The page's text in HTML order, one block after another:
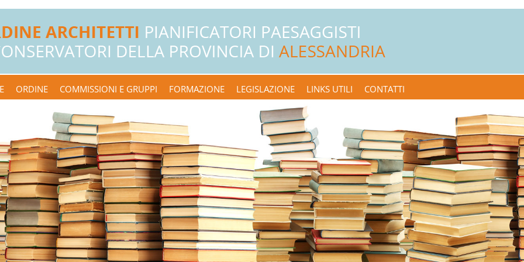
ORDINE COMMISSIONI E GRUPPI FORMAZIONE LEGISLAZIONE LINKS UTILI CONTATTI